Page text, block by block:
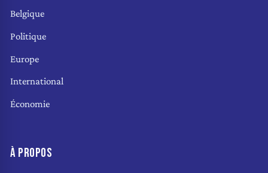
Belgique
Politique
Europe
International
Économie
À PROPOS